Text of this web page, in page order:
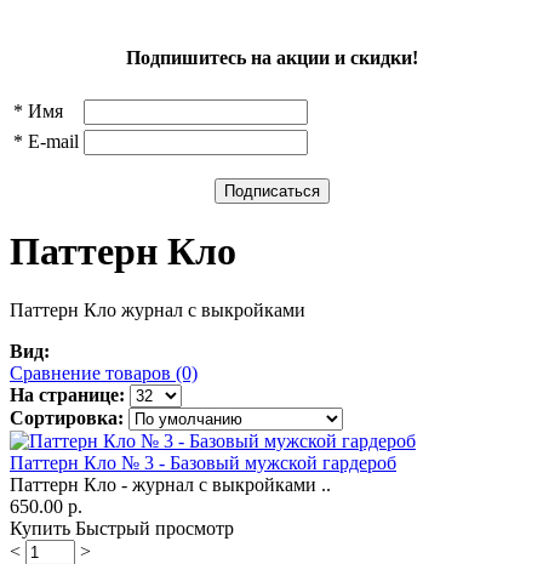
Подпишитесь на акции и скидки!
* Имя
* E-mail
Паттерн Кло
Паттерн Кло журнал с выкройками
Вид:
Сравнение товаров (0)
На странице:
Сортировка:
Паттерн Кло № 3 - Базовый мужской гардероб
Паттерн Кло - журнал с выкройками ..
650.00 р.
Купить Быстрый просмотр
<
>